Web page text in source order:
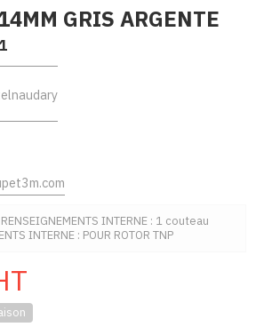
GRIS ARGENTE
INTERNE : 1 couteau
INTERNE : POUR ROTOR TNP